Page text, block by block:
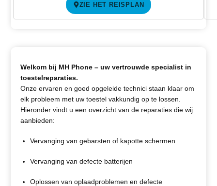
ZIE HET REISPLAN
Welkom bij MH Phone – uw vertrouwde specialist in
toestelreparaties.
Onze ervaren en goed opgeleide technici staan klaar om
elk probleem met uw toestel vakkundig op te lossen.
Hieronder vindt u een overzicht van de reparaties die wij
aanbieden:
Vervanging van gebarsten of kapotte schermen
Vervanging van defecte batterijen
Oplossen van oplaadproblemen en defecte